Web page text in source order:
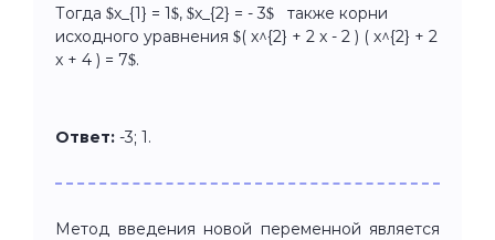
Тогда $x_{1} = 1$, $x_{2} = - 3$ также корни
исходного уравнения $( x^{2} + 2 x - 2 ) ( x^{2} + 2
x + 4 ) = 7$.
Ответ: -3; 1.
Метод введения новой переменной является